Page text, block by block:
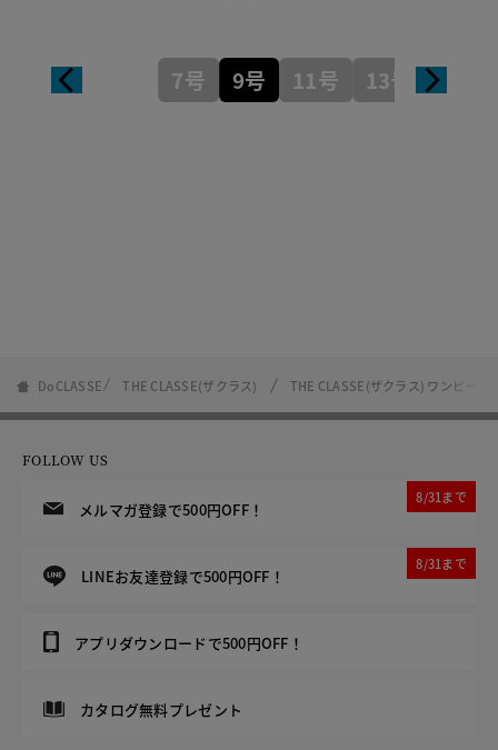
7号 9号 11号 13号
DoCLASSE THE CLASSE(ザクラス) THE CLASSE(ザクラス) ワンピース
FOLLOW US
メルマガ登録で500円OFF！
8/31まで
LINEお友達登録で500円OFF！
8/31まで
アプリダウンロードで500円OFF！
カタログ無料プレゼント